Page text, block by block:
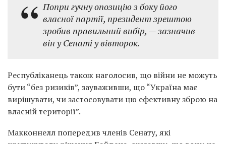
Попри гучну опозицію з боку його
власної партії, президент зрештою
зробив правильний вибір, — зазначив
він у Сенаті у вівторок.
Республіканець також наголосив, що війни не можуть
бути “без ризиків”, зауваживши, що “Україна має
вирішувати, чи застосовувати цю ефективну зброю на
власній території”.
Макконнелл попередив членів Сенату, які